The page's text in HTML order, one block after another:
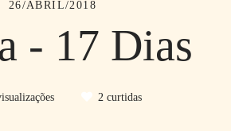
26/ABRIL/2018
- 17 Dias
2 curtidas